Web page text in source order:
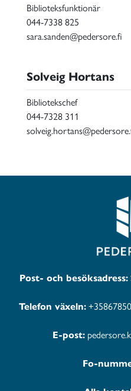
Biblioteksfunktionär
044-7338 825
sara.sanden@pedersore.fi
Solveig Hortans
Bibliotekschef
044-7328 311
Post- och besöksadress:
Telefon växeln:
E-post:
Fo-